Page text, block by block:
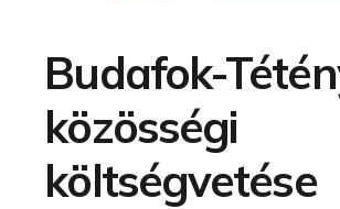
Budafok-
közösségi
költségvetése